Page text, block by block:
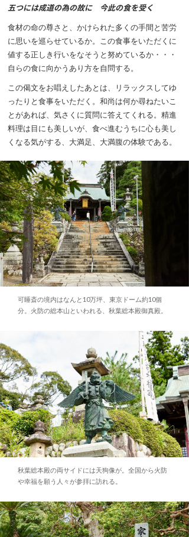
五つには成道の為の故に 今此の食を受く
食材の命の尊さと、かけられた多くの手間と苦労
に思いを巡らせているか。この食事をいただくに
値する正しき行いをなそうと努めているか・・・
自らの食に向かうあり方を自問する。
この偈文をお唱えしたあとは、リラックスしてゆ
ったりと食事をいただく。和尚は何か尋ねたいこ
とがあれば、気さくに質問に答えてくれる。精進
料理は目にも美しいが、食べ進むうちに心も美し
くなる気がする、大満足、大満腹の体験である。
可睡斎の境内はなんと10万坪、東京ドーム約10個
分。火防の総本山といわれる、秋葉総本殿御真殿。
秋葉総本殿の両サイドには天狗像が。全国から火防
や幸福を願う人々が参拝に訪れる。